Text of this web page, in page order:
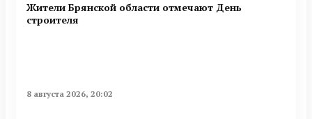
Жители Брянской области отмечают День
строителя
8 августа 2026, 20:02